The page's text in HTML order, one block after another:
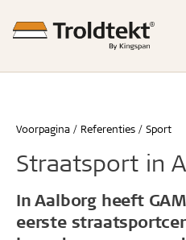
Voorpagina Referenties Sport
Straatsport in
In Aalborg heeft
eerste